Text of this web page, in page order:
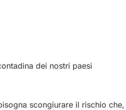
dei nostri paesi
scongiurare il rischio che,